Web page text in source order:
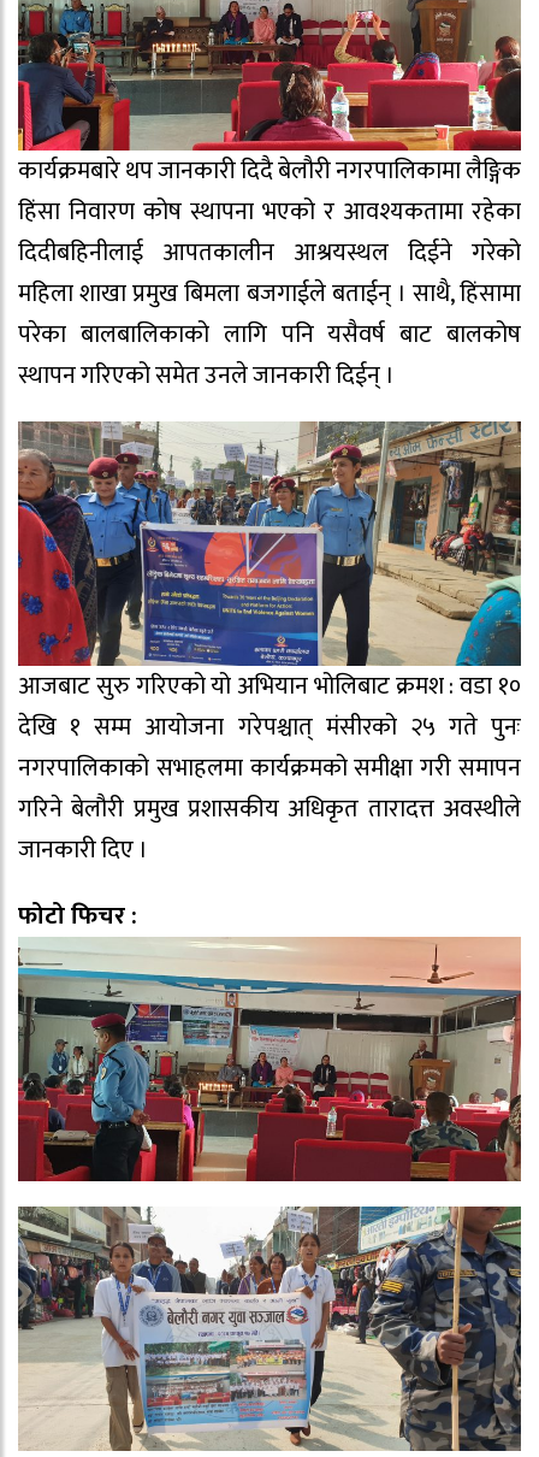
कार्यक्रमबारे थप जानकारी दिदै बेलौरी नगरपालिकामा लैङ्गिक
हिंसा निवारण कोष स्थापना भएको र आवश्यकतामा रहेका
दिदीबहिनीलाई आपतकालीन आश्रयस्थल दिईने गरेको
महिला शाखा प्रमुख बिमला बजगाईले बताईन् । साथै, हिंसामा
परेका बालबालिकाको लागि पनि यसैवर्ष बाट बालकोष
स्थापन गरिएको समेत उनले जानकारी दिईन् ।
आजबाट सुरु गरिएको यो अभियान भोलिबाट क्रमश : वडा १०
देखि १ सम्म आयोजना गरेपश्चात् मंसीरको २५ गते पुनः
नगरपालिकाको सभाहलमा कार्यक्रमको समीक्षा गरी समापन
गरिने बेलौरी प्रमुख प्रशासकीय अधिकृत तारादत्त अवस्थीले
जानकारी दिए ।
फोटो फिचर :